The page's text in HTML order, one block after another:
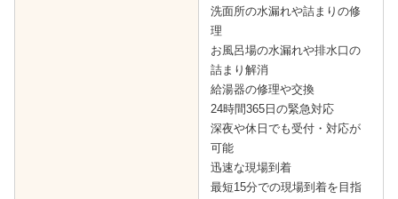
洗面所の水漏れや詰まりの修
理
お風呂場の水漏れや排水口の
詰まり解消
給湯器の修理や交換
24時間365日の緊急対応
深夜や休日でも受付・対応が
可能
迅速な現場到着
最短15分での現場到着を目指